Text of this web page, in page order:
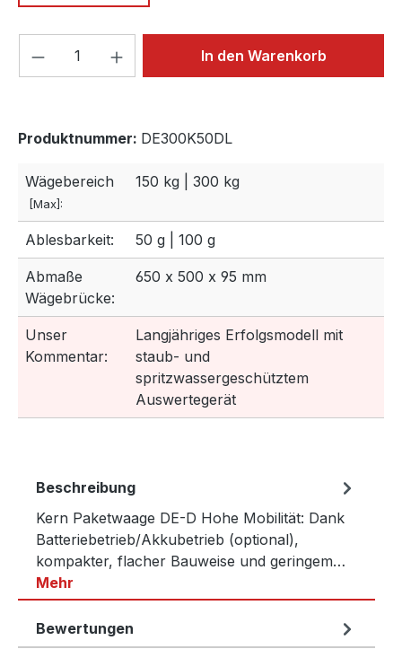
Produkt Anzahl: Gib denIn den Warenkorb
Produktnummer: DE300K50DL
Wägebereich
[Max]:
150 kg | 300 kg
Ablesbarkeit: 50 g | 100 g
Abmaße
Wägebrücke:
650 x 500 x 95 mm
Unser
Kommentar:
Langjähriges Erfolgsmodell mit
staub- und
spritzwassergeschütztem
Auswertegerät
Beschreibung
Kern Paketwaage DE-D Hohe Mobilität: Dank
Batteriebetrieb/Akkubetrieb (optional),
kompakter, flacher Bauweise und geringem…
Mehr
Bewertungen